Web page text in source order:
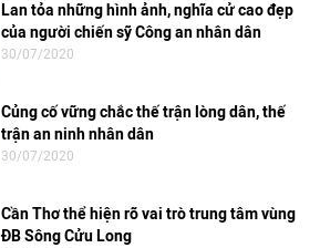
Lan tỏa những hình ảnh, nghĩa cử cao đẹp
của người chiến sỹ Công an nhân dân
30/07/2020
Củng cố vững chắc thế trận lòng dân, thế
trận an ninh nhân dân
30/07/2020
Cần Thơ thể hiện rõ vai trò trung tâm vùng
ĐB Sông Cửu Long